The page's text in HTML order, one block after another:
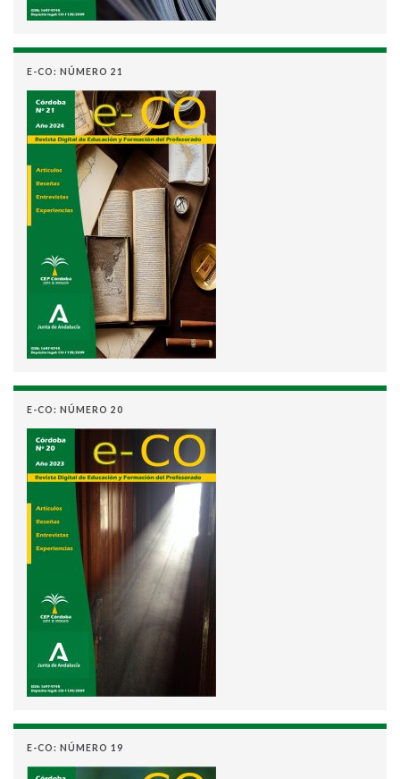
E-CO: NÚMERO 21
E-CO: NÚMERO 20
E-CO: NÚMERO 19